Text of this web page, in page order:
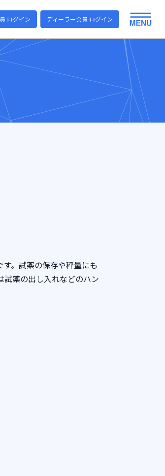
ログイン ディーラー会員 ログイン
。試薬の保存や秤量にも
試薬の出し入れなどのハン